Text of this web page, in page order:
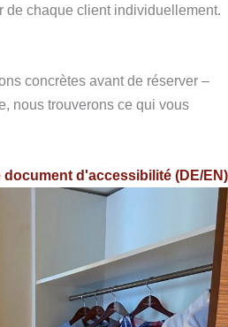
de chaque client individuellement.
concrètes avant de réserver –
nous trouverons ce qui vous
document d'accessibilité (DE/EN)